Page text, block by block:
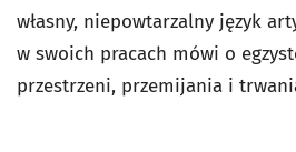
własny, niepowtarzalny język
w swoich pracach mówi o
przestrzeni, przemijania i